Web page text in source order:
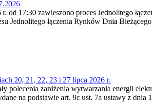
17:30 zawieszono proces Jednolitego
łączenia Rynków Dnia
20, 21, 22, 23 i 27 lipca 2026 r.
zaniżenia wytwarzania energii
na podstawie art. 9c ust. 7a ustawy z